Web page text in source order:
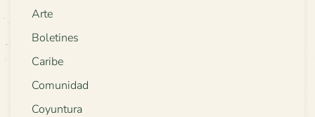
Arte
Boletines
Caribe
Comunidad
Coyuntura